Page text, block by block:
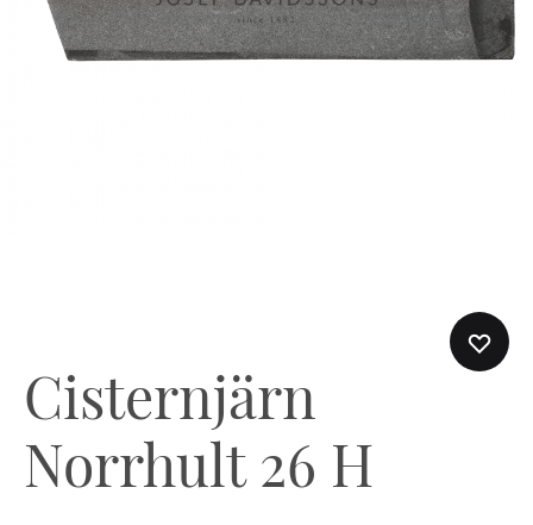
Cisternjärn
Norrhult 26 H